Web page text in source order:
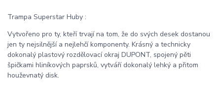
Trampa Superstar Huby :
Vytvořeno pro ty, kteří trvají na tom, že do svých desek dostanou
jen ty nejsilnější a nejlehčí komponenty. Krásný a technicky
dokonalý plastový rozdělovací okraj DUPONT, spojený pěti
špičkami hliníkových paprsků, vytváří dokonalý lehký a přitom
houževnatý disk.